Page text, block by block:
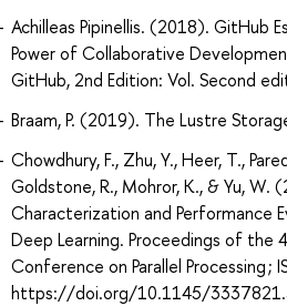
Achilleas Pipinellis. (2018). GitHub
Power of Collaborative
GitHub, 2nd Edition: Vol. Second
Braam, P. (2019). The Lustre
Chowdhury, F., Zhu, Y., Heer, T.,
Goldstone, R., Mohror, K., & Yu, W.
Characterization and Performance
Deep Learning. Proceedings of the
Conference on Parallel Processing ;
https://doi.org/10.1145/